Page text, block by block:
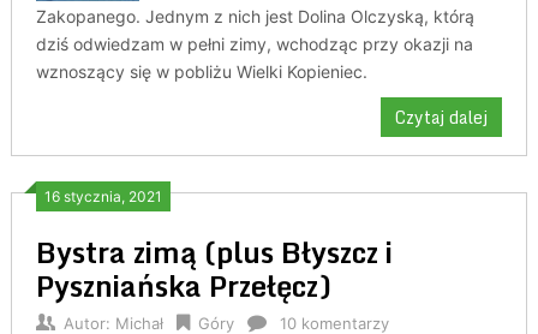
Zakopanego. Jednym z nich jest Dolina Olczyską, którą
dziś odwiedzam w pełni zimy, wchodząc przy okazji na
wznoszący się w pobliżu Wielki Kopieniec.
Czytaj dalej
16 stycznia, 2021
Bystra zimą (plus Błyszcz i
Pyszniańska Przełęcz)
Autor: Michał Góry 10 komentarzy